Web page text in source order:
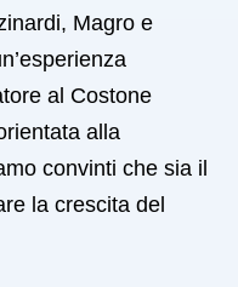
Magro e
al Costone
alla
convinti che sia il
la crescita del